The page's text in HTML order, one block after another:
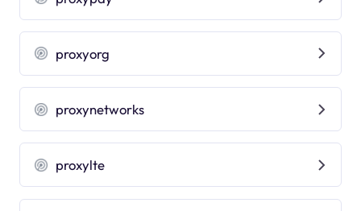
proxyorg
proxynetworks
proxylte